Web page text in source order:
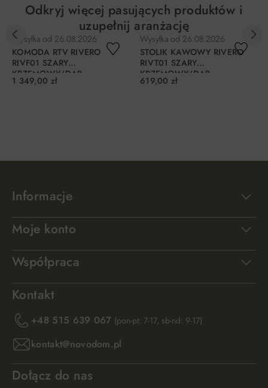
Odkryj więcej pasujących produktów i
uzupełnij aranżację
Wysyłka od 26.08.2026
KOMODA RTV RIVERO
RIVF01 SZARY
KRZEMOWY/DĄB
FLAGSTAFF CIEMNY
1 349,00 zł
Wysyłka od 26.08.2026
STOLIK KAWOWY RIVERO
RIVT01 SZARY
KRZEMOWY/DĄB
FLAGSTAFF CIEMNY
619,00 zł
Informacje
Moje konto
Współpraca
Kontakt
+48 515 639 067 (pon-pt: 7-17, sb-nd: 9-17)
kontakt@novodom.pl
Dołącz do nas